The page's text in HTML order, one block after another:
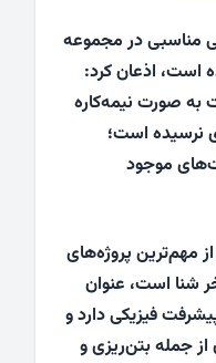
مناسبی در مجموعه
اذعان کرد:
به صورت نیمه‌کاره
نرسیده است؛
موجود
مهم‌ترین پروژه‌های
شنا است، عنوان
حدود ۲۵ درصد پیشرفت فیزیکی دارد و
جمله بتن‌ریزی و